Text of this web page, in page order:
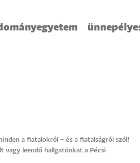
a fiatalokról – és a fiatalságról szól!
vagy leendő hallgatónkat a Pécsi